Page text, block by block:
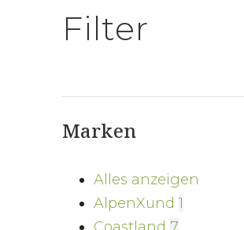
Filter
Marken
Alles anzeigen
AlpenXund 1